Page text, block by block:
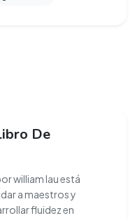
De
william lau está
a maestros y
fluidez en